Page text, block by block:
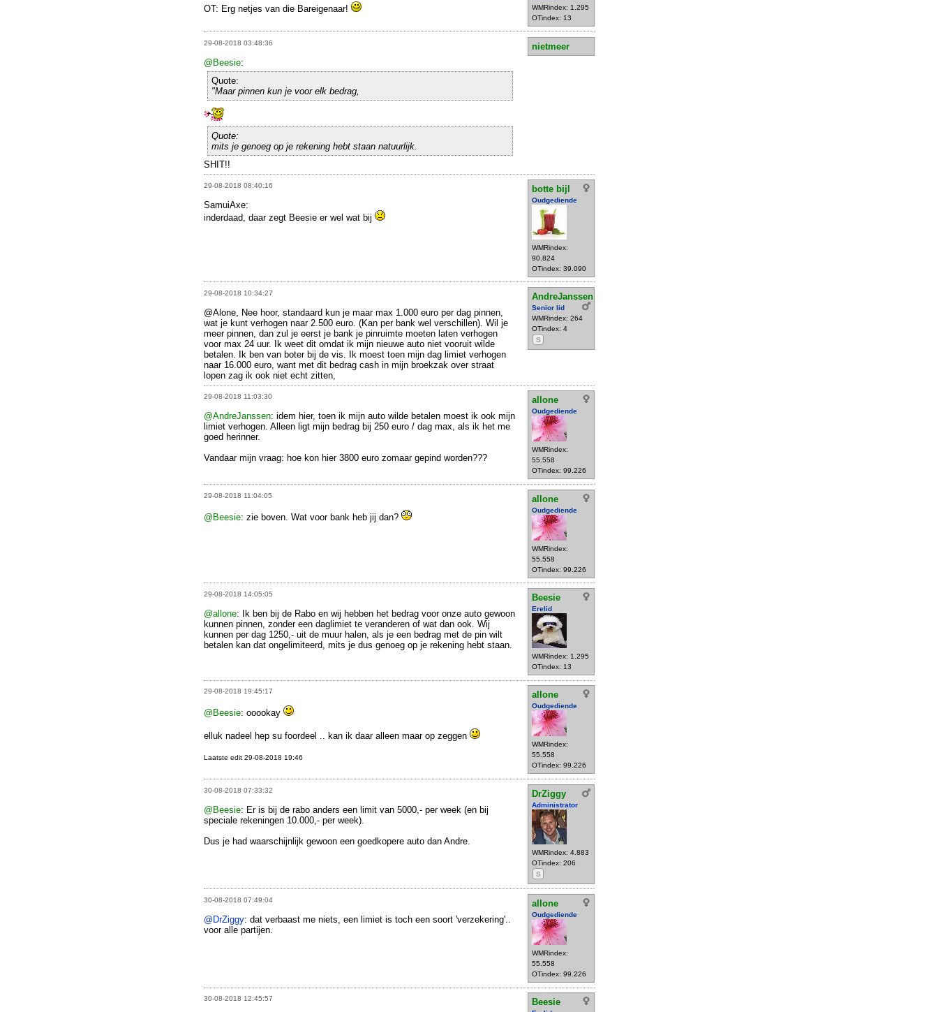
WMRindex: 1.295
OTindex: 13
OT: Erg netjes van die Bareigenaar!
29-08-2018 03:48:36
nietmeer
@Beesie:
Quote:
"Maar pinnen kun je voor elk bedrag,
Quote:
mits je genoeg op je rekening hebt staan natuurlijk.
SHIT!!
29-08-2018 08:40:16 botte bijl
Oudgediende
WMRindex:
90.824
OTindex: 39.090
SamuiAxe:
inderdaad, daar zegt Beesie er wel wat bij
29-08-2018 10:34:27 AndreJanssen
Senior lid
WMRindex: 264
OTindex: 4
S
@Alone, Nee hoor, standaard kun je maar max 1.000 euro per dag pinnen,
wat je kunt verhogen naar 2.500 euro. (Kan per bank wel verschillen). Wil je
meer pinnen, dan zul je eerst je bank je pinruimte moeten laten verhogen
voor max 24 uur. Ik weet dit omdat ik mijn nieuwe auto niet vooruit wilde
betalen. Ik ben van boter bij de vis. Ik moest toen mijn dag limiet verhogen
naar 16.000 euro, want met dit bedrag cash in mijn broekzak over straat
lopen zag ik ook niet echt zitten,
29-08-2018 11:03:30 allone
Oudgediende
WMRindex:
55.558
OTindex: 99.226
@AndreJanssen: idem hier, toen ik mijn auto wilde betalen moest ik ook mijn
limiet verhogen. Alleen ligt mijn bedrag bij 250 euro / dag max, als ik het me
goed herinner.
Vandaar mijn vraag: hoe kon hier 3800 euro zomaar gepind worden???
29-08-2018 11:04:05 allone
Oudgediende
WMRindex:
55.558
OTindex: 99.226
@Beesie: zie boven. Wat voor bank heb jij dan?
29-08-2018 14:05:05 Beesie
Erelid
WMRindex: 1.295
OTindex: 13
@allone: Ik ben bij de Rabo en wij hebben het bedrag voor onze auto gewoon
kunnen pinnen, zonder een daglimiet te veranderen of wat dan ook. Wij
kunnen per dag 1250,- uit de muur halen, als je een bedrag met de pin wilt
betalen kan dat ongelimiteerd, mits je dus genoeg op je rekening hebt staan.
29-08-2018 19:45:17 allone
Oudgediende
WMRindex:
55.558
OTindex: 99.226
@Beesie: ooookay
elluk nadeel hep su foordeel .. kan ik daar alleen maar op zeggen
Laatste edit 29-08-2018 19:46
30-08-2018 07:33:32 DrZiggy
Administrator
WMRindex: 4.883
OTindex: 206
S
@Beesie: Er is bij de rabo anders een limit van 5000,- per week (en bij
speciale rekeningen 10.000,- per week).
Dus je had waarschijnlijk gewoon een goedkopere auto dan Andre.
30-08-2018 07:49:04 allone
Oudgediende
WMRindex:
55.558
OTindex: 99.226
@DrZiggy: dat verbaast me niets, een limiet is toch een soort 'verzekering'..
voor alle partijen.
30-08-2018 12:45:57 Beesie